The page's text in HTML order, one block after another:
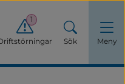
1
Sök Meny